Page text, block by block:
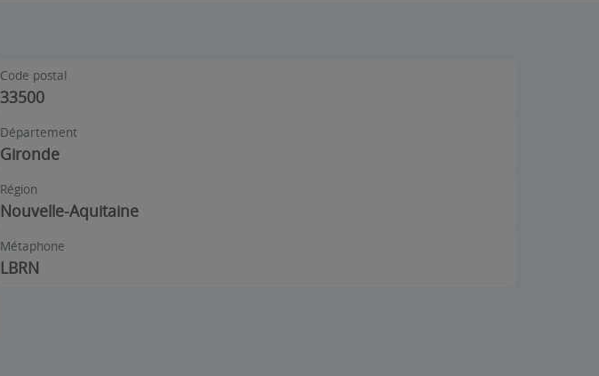
Code postal
33500
Département
Gironde
Région
Nouvelle-Aquitaine
Métaphone
LBRN